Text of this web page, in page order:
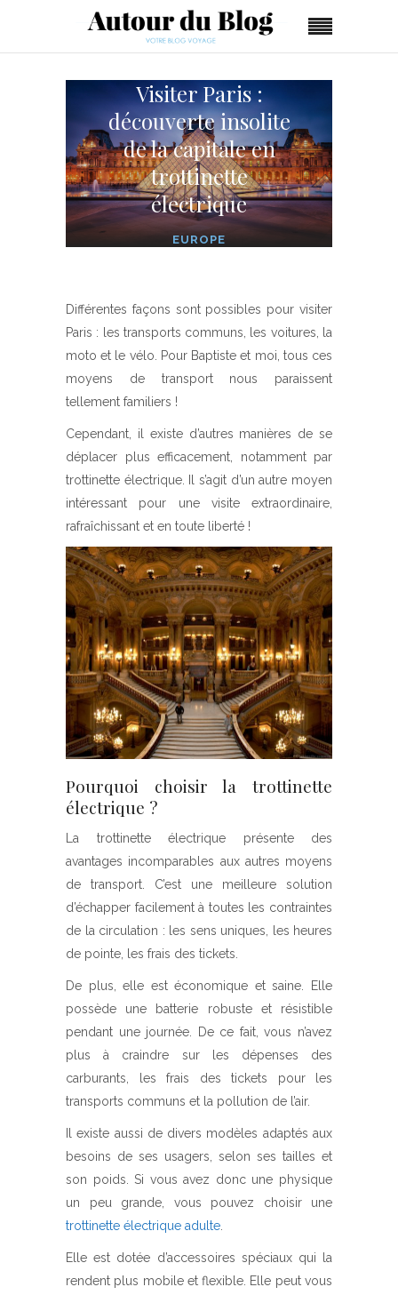
Visiter Paris :
découverte insolite
de la capitale en
trottinette
électrique
EUROPE
Différentes façons sont possibles pour visiter
Paris : les transports communs, les voitures, la
moto et le vélo. Pour Baptiste et moi, tous ces
moyens de transport nous paraissent
tellement familiers !
Cependant, il existe d’autres manières de se
déplacer plus efficacement, notamment par
trottinette électrique. Il s’agit d’un autre moyen
intéressant pour une visite extraordinaire,
rafraîchissant et en toute liberté !
Pourquoi choisir la trottinette
électrique ?
La trottinette électrique présente des
avantages incomparables aux autres moyens
de transport. C’est une meilleure solution
d’échapper facilement à toutes les contraintes
de la circulation : les sens uniques, les heures
de pointe, les frais des tickets.
De plus, elle est économique et saine. Elle
possède une batterie robuste et résistible
pendant une journée. De ce fait, vous n’avez
plus à craindre sur les dépenses des
carburants, les frais des tickets pour les
transports communs et la pollution de l’air.
Il existe aussi de divers modèles adaptés aux
besoins de ses usagers, selon ses tailles et
son poids. Si vous avez donc une physique
un peu grande, vous pouvez choisir une
trottinette électrique adulte
Elle est dotée d’accessoires spéciaux qui la
rendent plus mobile et flexible. Elle peut vous